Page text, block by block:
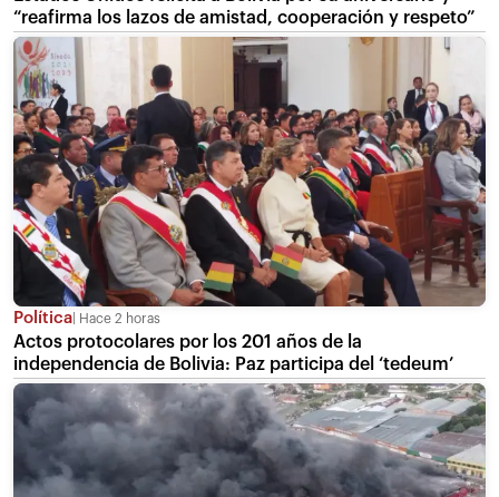
“reafirma los lazos de amistad, cooperación y respeto”
Política Hace 2 horas
Actos protocolares por los 201 años de la
independencia de Bolivia: Paz participa del ‘tedeum’